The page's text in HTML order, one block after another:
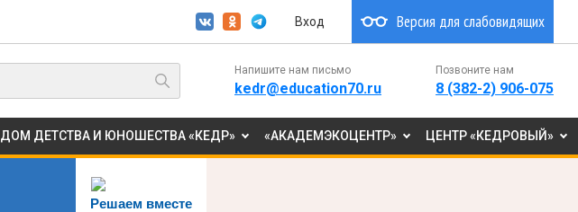
Вход Версия для слабовидящих
Напишите нам письмо
kedr@education70.ru
Позвоните нам
8 (382-2) 906-075
ДОМ ДЕТСТВА И ЮНОШЕСТВА «КЕДР» «АКАДЕМЭКОЦЕНТР» ЦЕНТР «КЕДРОВЫЙ»
Решаем вместе